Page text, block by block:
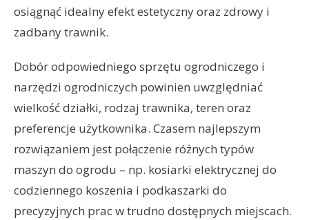
osiągnąć idealny efekt estetyczny oraz zdrowy i
zadbany trawnik.
Dobór odpowiedniego sprzętu ogrodniczego i
narzędzi ogrodniczych powinien uwzględniać
wielkość działki, rodzaj trawnika, teren oraz
preferencje użytkownika. Czasem najlepszym
rozwiązaniem jest połączenie różnych typów
maszyn do ogrodu – np. kosiarki elektrycznej do
codziennego koszenia i podkaszarki do
precyzyjnych prac w trudno dostępnych miejscach.